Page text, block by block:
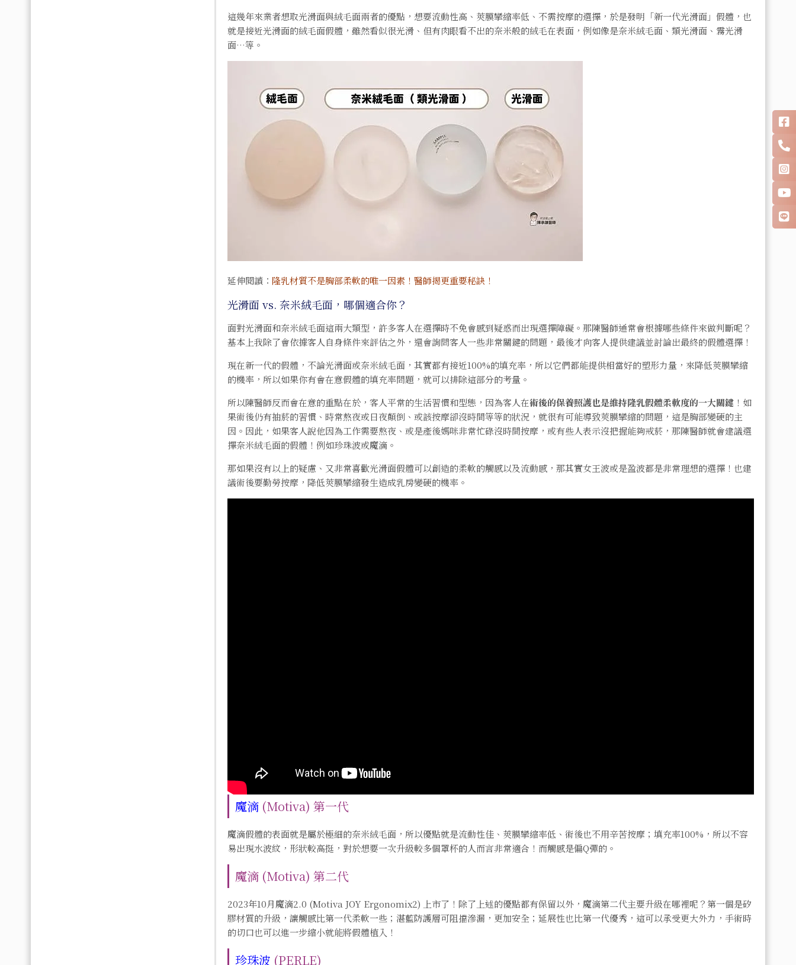
這幾年來業者想取光滑面與絨毛面兩者的優點，想要流動性高、莢膜攣縮率低、不需按摩的選擇，於是發明「新一代光滑面」假體，也
就是接近光滑面的絨毛面假體，雖然看似很光滑、但有肉眼看不出的奈米般的絨毛在表面，例如像是奈米絨毛面、類光滑面、霧光滑
面…等。
延伸閱讀：隆乳材質不是胸部柔軟的唯一因素！醫師揭更重要秘訣！
光滑面 vs. 奈米絨毛面，哪個適合你？
面對光滑面和奈米絨毛面這兩大類型，許多客人在選擇時不免會感到疑惑而出現選擇障礙。那陳醫師通常會根據哪些條件來做判斷呢？
基本上我除了會依據客人自身條件來評估之外，還會詢問客人一些非常關鍵的問題，最後才向客人提供建議並討論出最終的假體選擇！
現在新一代的假體，不論光滑面或奈米絨毛面，其實都有接近100%的填充率，所以它們都能提供相當好的塑形力量，來降低莢膜攣縮
的機率，所以如果你有會在意假體的填充率問題，就可以排除這部分的考量。
所以陳醫師反而會在意的重點在於，客人平常的生活習慣和型態，因為客人在術後的保養照護也是維持隆乳假體柔軟度的一大關鍵 ！如
果術後仍有抽菸的習慣、時常熬夜或日夜顛倒、或該按摩卻沒時間等等的狀況，就很有可能導致莢膜攣縮的問題，這是胸部變硬的主
因。因此，如果客人說他因為工作需要熬夜、或是產後媽咪非常忙碌沒時間按摩，或有些人表示沒把握能夠戒菸，那陳醫師就會建議選
擇奈米絨毛面的假體！例如珍珠波或魔滴。
那如果沒有以上的疑慮、又非常喜歡光滑面假體可以創造的柔軟的觸感以及流動感，那其實女王波或是盈波都是非常理想的選擇！也建
議術後要勤勞按摩，降低莢膜攣縮發生造成乳房變硬的機率。
魔滴 (Motiva) 第一代
魔滴假體的表面就是屬於極細的奈米絨毛面，所以優點就是流動性佳、莢膜攣縮率低、術後也不用辛苦按摩；填充率100%，所以不容
易出現水波紋，形狀較高挺，對於想要一次升級較多個罩杯的人而言非常適合！而觸感是偏Q彈的。
魔滴 (Motiva) 第二代
2023年10月魔滴2.0 (Motiva JOY Ergonomix2) 上市了！除了上述的優點都有保留以外，魔滴第二代主要升級在哪裡呢？第一個是矽
膠材質的升級，讓觸感比第一代柔軟一些 ； 湛藍防護層可阻擋滲漏，更加安全 ；延展性也比第一代優秀，這可以承受更大外力 ，手術時
的切口也可以進一步縮小就能將假體植入 ！
珍珠波 (PERLE)